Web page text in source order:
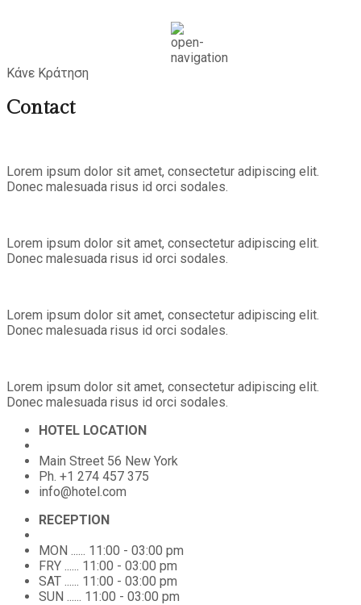
Κάνε Κράτηση
Contact
Lorem ipsum dolor sit amet, consectetur adipiscing elit.
Donec malesuada risus id orci sodales.
Lorem ipsum dolor sit amet, consectetur adipiscing elit.
Donec malesuada risus id orci sodales.
Lorem ipsum dolor sit amet, consectetur adipiscing elit.
Donec malesuada risus id orci sodales.
Lorem ipsum dolor sit amet, consectetur adipiscing elit.
Donec malesuada risus id orci sodales.
HOTEL LOCATION
Main Street 56 New York
Ph. +1 274 457 375
info@hotel.com
RECEPTION
MON ...... 11:00 - 03:00 pm
FRY ...... 11:00 - 03:00 pm
SAT ...... 11:00 - 03:00 pm
SUN ...... 11:00 - 03:00 pm